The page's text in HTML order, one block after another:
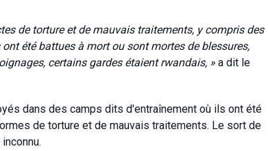
de torture et de mauvais traitements, y compris des
été battues à mort ou sont mortes de blessures,
certains gardes étaient rwandais, » a dit le
dans des camps dits d'entraînement où ils ont été
de torture et de mauvais traitements. Le sort de